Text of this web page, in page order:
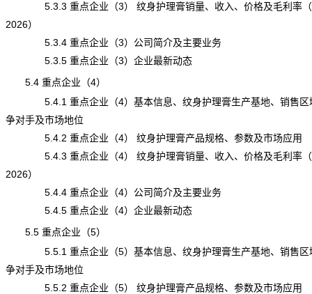
5.3.3 重点企业（3） 纹身护理膏销量、收入、价格及毛利率（
2026）
5.3.4 重点企业（3）公司简介及主要业务
5.3.5 重点企业（3）企业最新动态
5.4 重点企业（4）
5.4.1 重点企业（4）基本信息、纹身护理膏生产基地、销售区
争对手及市场地位
5.4.2 重点企业（4） 纹身护理膏产品规格、参数及市场应用
5.4.3 重点企业（4） 纹身护理膏销量、收入、价格及毛利率（
2026）
5.4.4 重点企业（4）公司简介及主要业务
5.4.5 重点企业（4）企业最新动态
5.5 重点企业（5）
5.5.1 重点企业（5）基本信息、纹身护理膏生产基地、销售区
争对手及市场地位
5.5.2 重点企业（5） 纹身护理膏产品规格、参数及市场应用